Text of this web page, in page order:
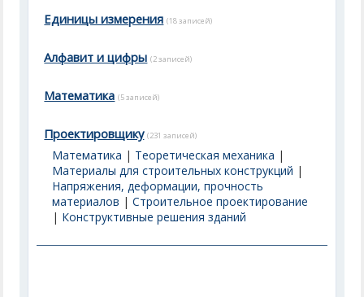
Единицы измерения (18 записей)
Алфавит и цифры (2 записей)
Математика (5 записей)
Проектировщику (231 записей)
Математика | Теоретическая механика |
Материалы для строительных конструкций |
Напряжения, деформации, прочность
материалов |Строительное проектирование
| Конструктивные решения зданий